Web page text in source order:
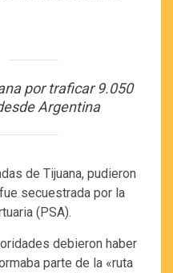
por traficar 9.050
Argentina
de Tijuana, pudieron
secuestrada por la
(PSA).
debieron haber
parte de la «ruta